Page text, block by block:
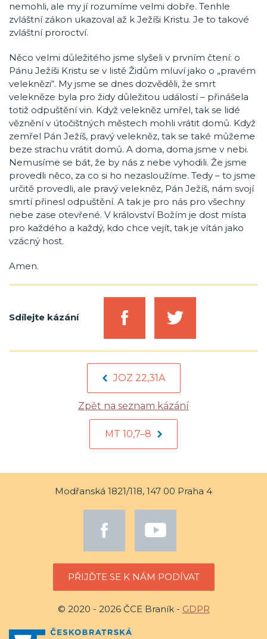
nemohli, ale my jí rozumíme velmi dobře. Tenhle
zvláštní zákon ukazoval až k Ježíši Kristu. Je to takové
zvláštní proroctví.
Něco velmi důležitého jsme slyšeli v prvním čtení: o
Pánu Ježíši Kristu se v listě Židům mluví jako o „pravém
veleknězi“. My jsme se dnes dozvěděli, že smrt
velekněze byla pro židy důležitou událostí – přinášela
totiž odpuštění vin. Když velekněz umřel, tak se lidé
věznění v útočištných městech mohli vrátit domů. Když
zemřel Pán Ježíš, pravý velekněz, tak se také můžeme
beze strachu vrátit domů. A doma, doma jsme v nebi.
Nemusíme se bát, že by nás z nebe vyhodili. Že jsme
provedli něco, za co si ho nezasloužíme. Tedy – to jsme
určitě provedli, ale pravý velekněz, Pán Ježíš, nám svojí
smrtí přinesl odpuštění. A tak je pro nás pro všechny
nebe zase otevřené. V království Božím je dost místa
pro každého a každý, kdo chce vejít, tak je vítán jako
vzácný host.
Amen.
Sdílejte kázání
JOZ 22,31A
Zpět na seznam kázání
MT 10,7–8
Modřanská 1821/118, 147 00 Praha 4
PŘIJĎTE SE K NÁM PODÍVAT
© 2020 - 2026 ČCE Braník - GDPR